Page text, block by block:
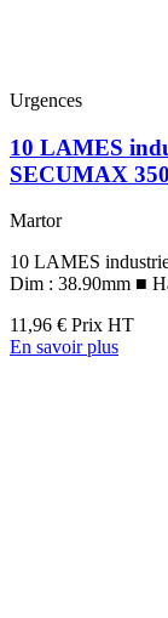
Urgences
10 LAMES
SECUMAX 350
Martor
10 LAMES
Dim : 38.90mm ■
11,96 € Prix HT
En savoir plus